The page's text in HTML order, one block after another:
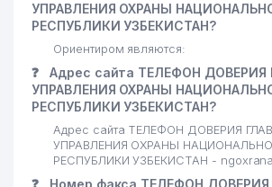
УПРАВЛЕНИЯ ОХРАНЫ
РЕСПУБЛИКИ УЗБЕКИСТАН?
Ориентиром являются:
❓
Адрес сайта ТЕЛЕФОН ДОВЕРИЯ
УПРАВЛЕНИЯ ОХРАНЫ
РЕСПУБЛИКИ УЗБЕКИСТАН?
Адрес сайта ТЕЛЕФОН ДОВЕРИЯ
УПРАВЛЕНИЯ ОХРАНЫ
РЕСПУБЛИКИ УЗБЕКИСТАН -
❓ Номер факса ТЕЛЕФОН ДОВЕРИЯ